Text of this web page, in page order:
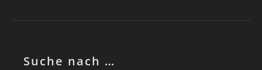
Suche nach …